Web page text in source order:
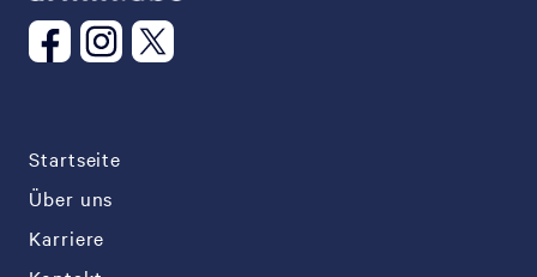
Startseite
Über uns
Karriere